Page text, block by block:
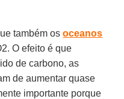
também osoceanos
O efeito é que
de carbono, as
de aumentar quase
importante porque